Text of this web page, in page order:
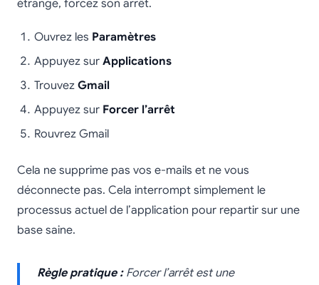
étrange, forcez son arrêt.
Ouvrez les Paramètres
Appuyez sur Applications
Trouvez Gmail
Appuyez sur Forcer l’arrêt
Rouvrez Gmail
Cela ne supprime pas vos e-mails et ne vous
déconnecte pas. Cela interrompt simplement le
processus actuel de l’application pour repartir sur une
base saine.
Règle pratique :Forcer l’arrêt est une